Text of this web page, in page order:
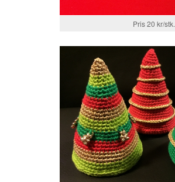
Pris 20 kr/stk.